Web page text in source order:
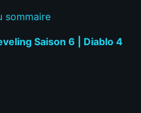
sommaire
Saison 6 | Diablo 4